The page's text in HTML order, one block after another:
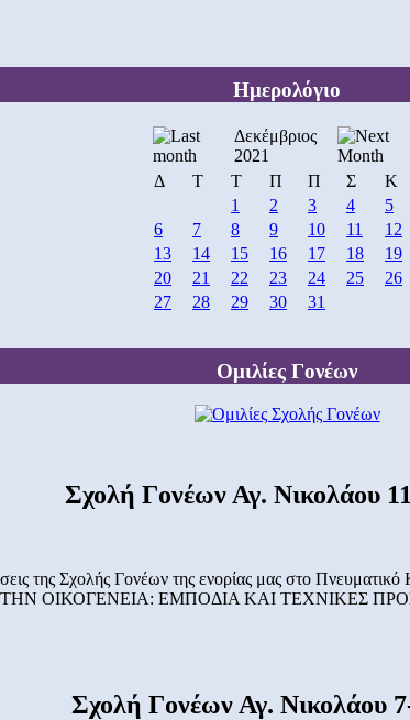
Ημερολόγιο
Δεκέμβριος
2021
Δ
Τ Τ Π Π Σ
Κ
1
2 3 4
5
6
7 8 9 10 11
12
13
14 15 16 17 18
19
20
21 22 23 24 25
26
27
28 29 30 31
Ομιλίες Γονέων
Σχολή Γονέων Αγ. Νικολάου
της Σχολής Γονέων της ενορίας μας στο
ΣΤΗΝ ΟΙΚΟΓΕΝΕΙΑ: ΕΜΠΟΔΙΑ ΚΑΙ ΤΕΧΝΙΚΕΣ
Σχολή Γονέων Αγ. Νικολάου